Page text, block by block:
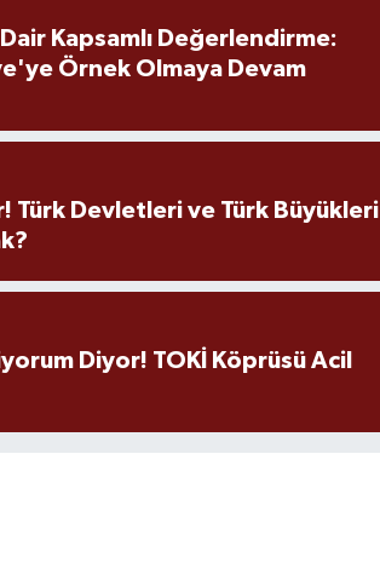
Kapsamlı Değerlendirme:
Örnek Olmaya Devam
Türk Devletleri ve Türk Büyükleri
Diyor! TOKİ Köprüsü Acil